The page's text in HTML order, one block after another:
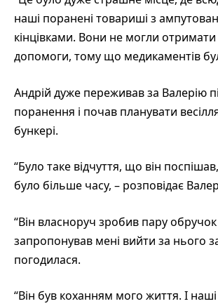
наші поранені товариші з
кінцівками. Вони не могли
допомоги, тому що медикаментів
Андрій дуже переживав за Валерію
поранення і почав планувати
бункері.
“Було таке відчуття, що він
було більше часу, – розповідає
“Він власноруч зробив пару обручок
запропонував мені вийти за нього
погодилася.
“Він був коханням мого життя. І